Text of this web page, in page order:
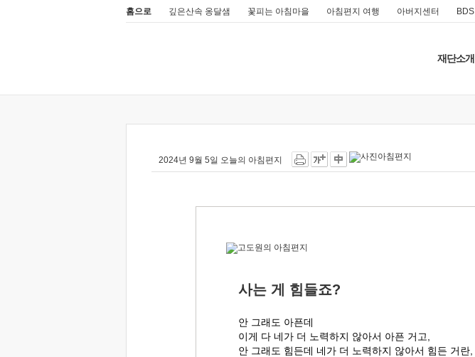
홈으로 깊은산속 옹달샘 꽃피는 아침마을 아침편지 여행 아버지센터 BDS
재단소개
2024년 9월 5일 오늘의 아침편지
사는 게 힘들죠?
안 그래도 아픈데
이게 다 네가 더 노력하지 않아서 아픈 거고,
안 그래도 힘든데 네가 더 노력하지 않아서 힘든 거란,